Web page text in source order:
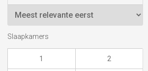
Slaapkamers
1 2